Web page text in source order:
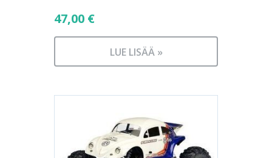
47,00 €
LUE LISÄÄ »